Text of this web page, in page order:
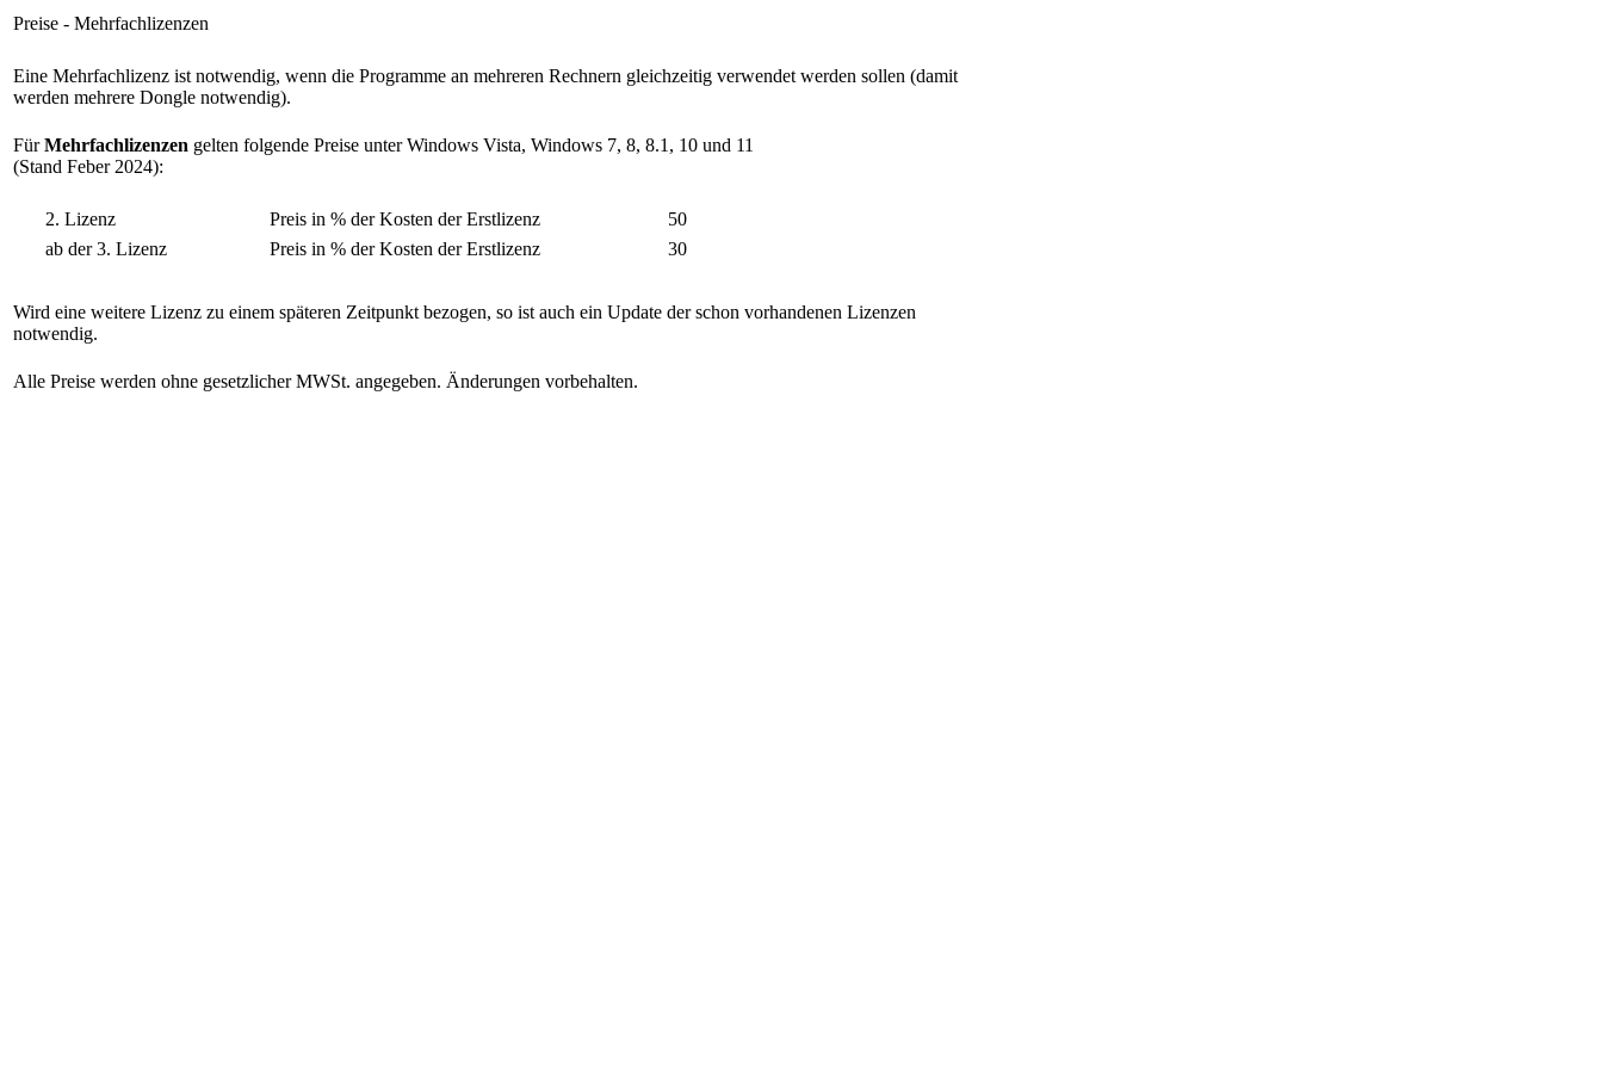
Preise - Mehrfachlizenzen
Eine Mehrfachlizenz ist notwendig, wenn die Programme an mehreren Rechnern gleichzeitig verwendet werden sollen (damit
werden mehrere Dongle notwendig).
FürMehrfachlizenzen gelten folgende Preise unter Windows Vista, Windows 7, 8, 8.1, 10 und 11
(Stand Feber 2024):
2. Lizenz Preis in % der Kosten der Erstlizenz
50
ab der 3. Lizenz
Preis in % der Kosten der Erstlizenz 30
Wird eine weitere Lizenz zu einem späteren Zeitpunkt bezogen, so ist auch ein Update der schon vorhandenen Lizenzen
notwendig.
Alle Preise werden ohne gesetzlicher MWSt. angegeben. Änderungen vorbehalten.